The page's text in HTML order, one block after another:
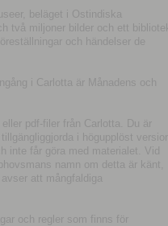
beläget i Ostindiska
två miljoner bilder och ett bibliotek
och händelser de
i Carlotta är Månadens och
pdf-filer från Carlotta. Du är
i högupplöst version
inte får göra med materialet. Vid
namn om detta är känt,
att mångfaldiga
och regler som finns för